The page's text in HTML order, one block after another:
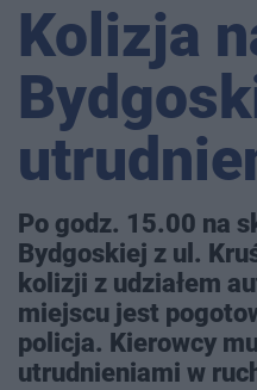
Kolizja
Po godz. 15.00 na
Bydgoskiej z ul.
kolizji z udziałem
miejscu jest
policja. Kierowcy
utrudnieniami w